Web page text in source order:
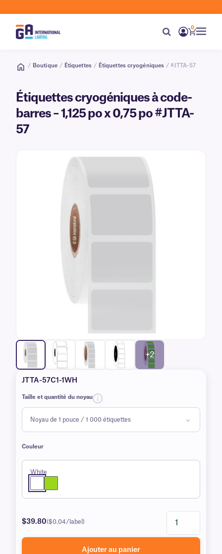
0
/ Boutique / Étiquettes / Étiquettes cryogéniques / #JTTA-57
Étiquettes cryogéniques à code-
barres – 1,125 po x 0,75 po #JTTA-
57
+2
JTTA-57C1-1WH
Taille et quantité du noyau
Couleur
White
$39.80($0.04/label)
Ajouter au panier